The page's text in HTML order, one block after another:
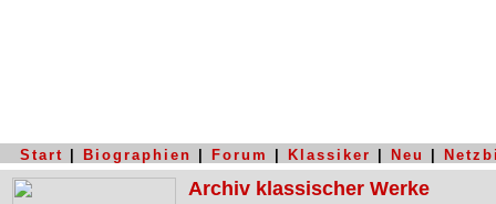
Start Biographien Forum Klassiker Neu
Archiv klassischer Werke